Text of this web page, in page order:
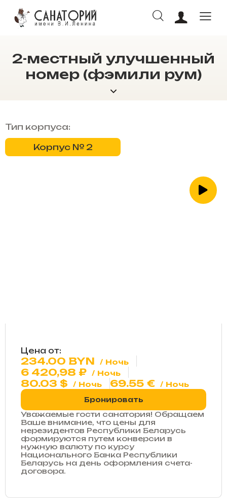
2-местный улучшенный
номер (фэмили рум)
Тип корпуса:
Корпус № 2
Цена от:
234.00 BYN Ночь
6 420,98 ₽ Ночь
80.03 $ Ночь 69.55 € Ночь
Бронировать
Уважаемые гости санатория! Обращаем
Ваше внимание, что цены для
нерезидентов Республики Беларусь
формируются путем конверсии в
нужную валюту по курсу
Национального Банка Республики
Беларусь на день оформления счета-
договора.